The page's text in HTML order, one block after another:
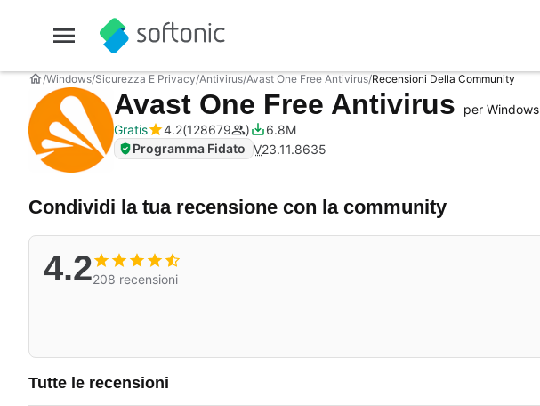
Windows Sicurezza E Privacy Antivirus Avast One Free Antivirus Recensioni Della Community
Avast One Free Antivirus
per Windows
Gratis
4.2 128679
6.8M
Programma Fidato V23.11.8635
Condividi la tua recensione con la community
4.2208 recensioni
Tutte le recensioni